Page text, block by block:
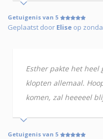
Getuigenis van 5
Geplaatst door Elise op
Esther pakte het heel
klopten allemaal.
komen, zal heeeeel
Getuigenis van 5